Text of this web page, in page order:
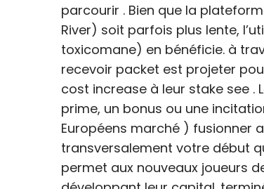
parcourir . Bien que la
River) soit parfois plus lente,
toxicomane) en bénéficie. à
recevoir packet est projeter
cost increase à leur stake see
prime, un bonus ou une
Européens marché ) fusionner
transversalement votre début
permet aux nouveaux joueurs